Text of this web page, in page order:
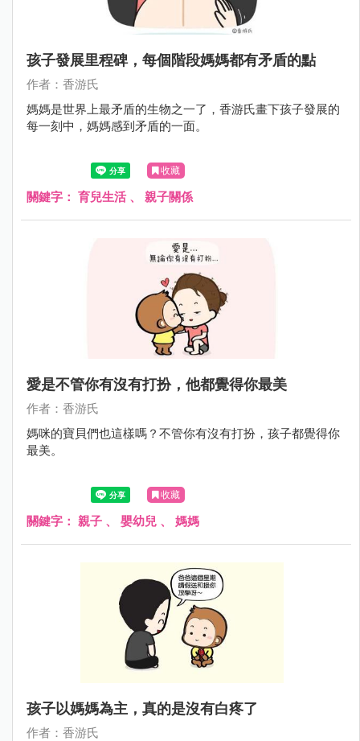
孩子發展里程碑，每個階段媽媽都有矛盾的點
作者：香游氏
媽媽是世界上最矛盾的生物之一了，香游氏畫下孩子發展的
每一刻中，媽媽感到矛盾的一面。
收藏
關鍵字： 育兒生活、 親子關係
愛是不管你有沒有打扮，他都覺得你最美
作者：香游氏
媽咪的寶貝們也這樣嗎？不管你有沒有打扮，孩子都覺得你
最美。
收藏
關鍵字： 親子 、 嬰幼兒 、 媽媽
孩子以媽媽為主，真的是沒有白疼了
作者：香游氏